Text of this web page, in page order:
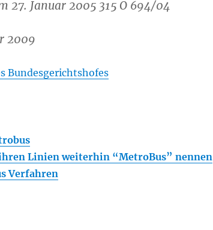
27. Januar 2005 315 O 694/04
2009
Bundesgerichtshofes
ihren Linien weiterhin “MetroBus” nennen
Verfahren